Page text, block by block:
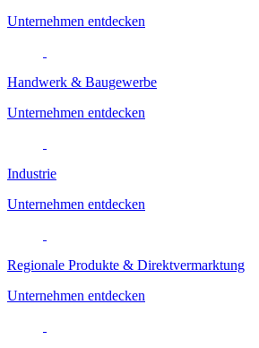
Unternehmen entdecken
Handwerk & Baugewerbe
Unternehmen entdecken
Industrie
Unternehmen entdecken
Regionale Produkte & Direktvermarktung
Unternehmen entdecken